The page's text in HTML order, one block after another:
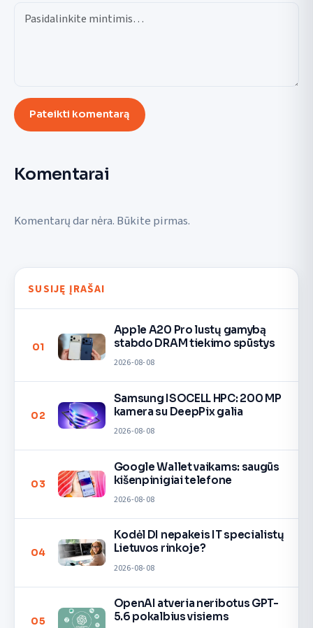
Pateikti komentarą
Komentarai
Komentarų dar nėra. Būkite pirmas.
SUSIJĘ ĮRAŠAI
01
Apple A20 Pro lustų gamybą
stabdo DRAM tiekimo spūstys
2026-08-08
02
Samsung ISOCELL HPC: 200 MP
kamera su DeepPix galia
2026-08-08
03
Google Wallet vaikams: saugūs
kišenpinigiai telefone
2026-08-08
04
Kodėl DI nepakeis IT specialistų
Lietuvos rinkoje?
2026-08-08
05
OpenAI atveria neribotus GPT-
5.6 pokalbius visiems